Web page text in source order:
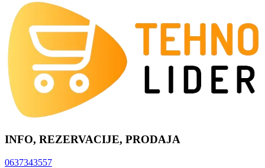
INFO, REZERVACIJE, PRODAJA
0637343557